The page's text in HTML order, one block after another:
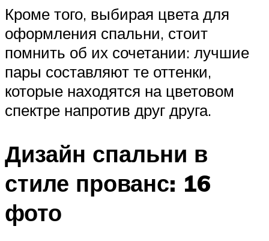
Кроме того, выбирая цвета для
оформления спальни, стоит
помнить об их сочетании: лучшие
пары составляют те оттенки,
которые находятся на цветовом
спектре напротив друг друга.
Дизайн спальни в
стиле прованс: 16
фото